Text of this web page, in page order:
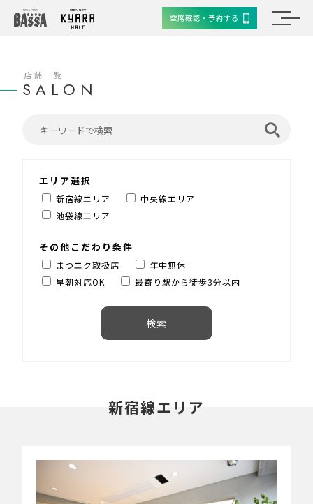
空席確認・予約する
SALON
店舗一覧
エリア選択
新宿線エリア
中央線エリア
池袋線エリア
その他こだわり条件
まつエク取扱店
年中無休
早朝対応OK
最寄り駅から徒歩3分以内
検索
新宿線エリア